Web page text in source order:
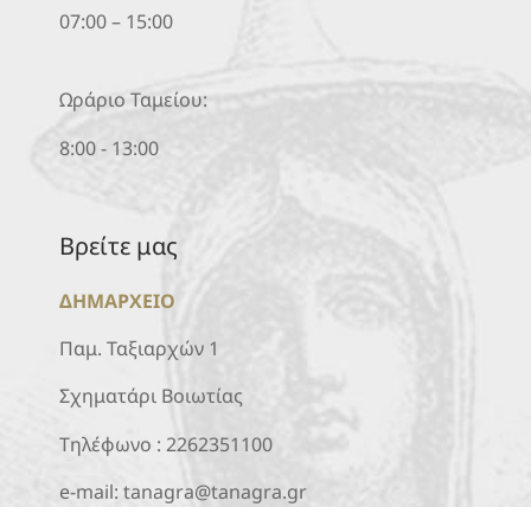
07:00 – 15:00
Ωράριο Ταμείου:
8:00 - 13:00
Βρείτε μας
ΔΗΜΑΡΧΕΙΟ
Παμ. Ταξιαρχών 1
Σχηματάρι Βοιωτίας
Τηλέφωνο : 2262351100
e-mail: tanagra@tanagra.gr